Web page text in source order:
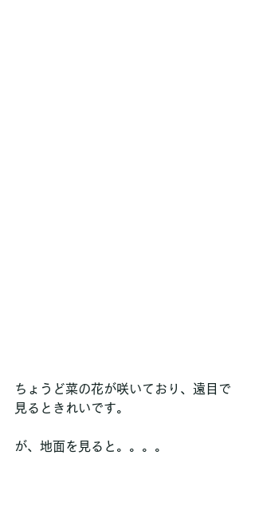
ちょうど菜の花が咲いており、遠目で
見るときれいです。
が、地面を見ると。。。。